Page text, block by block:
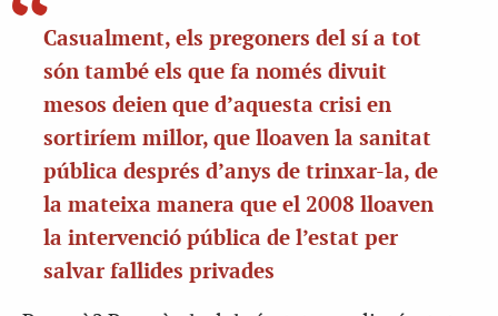
Casualment, els pregoners del sí a tot
són també els que fa només divuit
mesos deien que d’aquesta crisi en
sortiríem millor, que lloaven la sanitat
pública després d’anys de trinxar-la, de
la mateixa manera que el 2008 lloaven
la intervenció pública de l’estat per
salvar fallides privades